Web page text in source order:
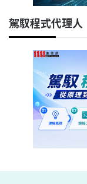
駕馭程式代理人